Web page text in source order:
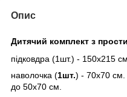
Опис
Дитячий комплект з
підковдра (1шт.) - 150х215 см.
наволочка (1шт.) - 70х70 см.
до 50х70 см.